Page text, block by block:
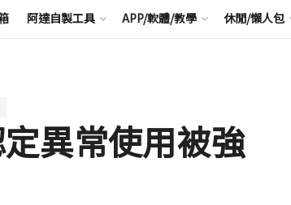
阿達自製工具 APP/軟體/教學 休閒/懶人包
異常使用被強